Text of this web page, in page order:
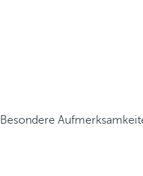
Besondere